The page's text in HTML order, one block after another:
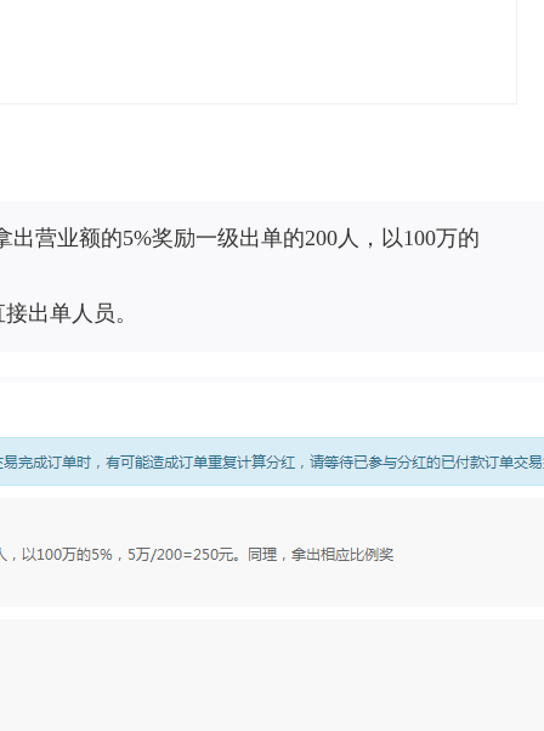
营业额的5%奖励一级出单的200人，以100万的
出单人员。